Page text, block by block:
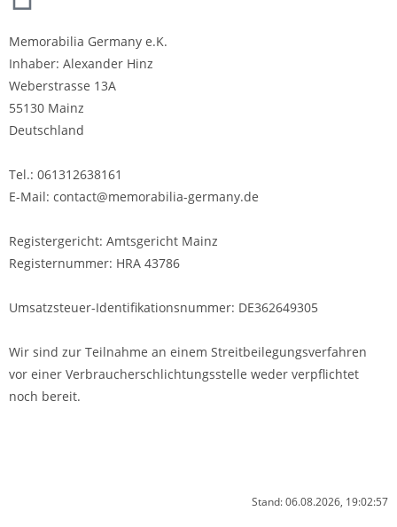
Memorabilia Germany e.K.
Inhaber: Alexander Hinz
Weberstrasse 13A
55130 Mainz
Deutschland
Tel.: 061312638161
E-Mail: contact@memorabilia-germany.de
Registergericht: Amtsgericht Mainz
Registernummer: HRA 43786
Umsatzsteuer-Identifikationsnummer: DE362649305
Wir sind zur Teilnahme an einem Streitbeilegungsverfahren
vor einer Verbraucherschlichtungsstelle weder verpflichtet
noch bereit.
Stand: 06.08.2026, 19:02:57